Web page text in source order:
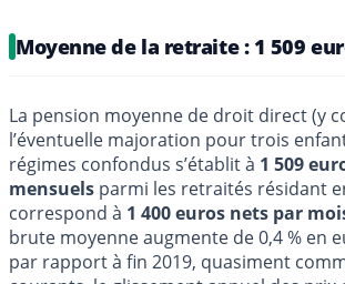
Moyenne de la retraite : 1 509
La pension moyenne de droit direct (y
l’éventuelle majoration pour trois
régimes confondus s’établit à 1 509
mensuels parmi les retraités résidant
correspond à 1 400 euros nets par
brute moyenne augmente de 0,4 % en
par rapport à fin 2019, quasiment